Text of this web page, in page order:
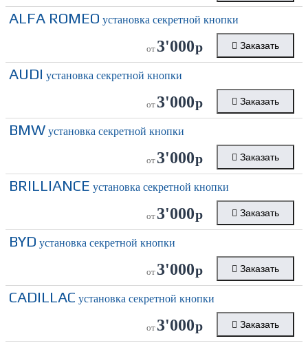
ALFA ROMEO установка секретной кнопки
от 3'000р Заказать
AUDI установка секретной кнопки
от 3'000р Заказать
BMW установка секретной кнопки
от 3'000р Заказать
BRILLIANCE установка секретной кнопки
от 3'000р Заказать
BYD установка секретной кнопки
от 3'000р Заказать
CADILLAC установка секретной кнопки
от 3'000р Заказать